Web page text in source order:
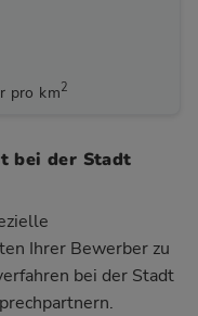
pro km2
bei der Stadt
Ihrer Bewerber zu
bei der Stadt